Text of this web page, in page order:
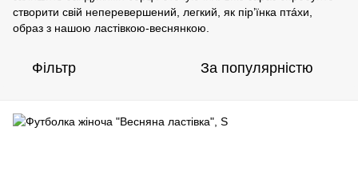
створити свій неперевершений, легкий, як пір’їнка птáхи,
образ з нашою ластівкою-веснянкою.
Фільтр За популярністю